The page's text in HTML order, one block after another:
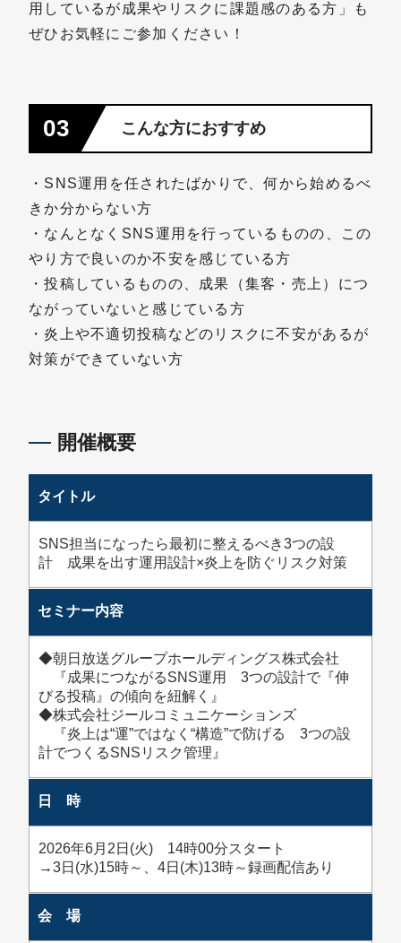
用しているが成果やリスクに課題感のある方」も
ぜひお気軽にご参加ください！
03 こんな方におすすめ
・SNS運用を任されたばかりで、何から始めるべ
きか分からない方
・なんとなくSNS運用を行っているものの、この
やり方で良いのか不安を感じている方
・投稿しているものの、成果（集客・売上）につ
ながっていないと感じている方
・炎上や不適切投稿などのリスクに不安があるが
対策ができていない方
開催概要
タイトル
SNS担当になったら最初に整えるべき3つの設
計 成果を出す運用設計×炎上を防ぐリスク対策
セミナー内容
◆朝日放送グループホールディングス株式会社
『成果につながるSNS運用 3つの設計で『伸
びる投稿』の傾向を紐解く』
◆株式会社ジールコミュニケーションズ
『炎上は“運”ではなく“構造”で防げる 3つの設
計でつくるSNSリスク管理』
日 時
2026年6月2日(火) 14時00分スタート
→3日(水)15時～、4日(木)13時～録画配信あり
会 場